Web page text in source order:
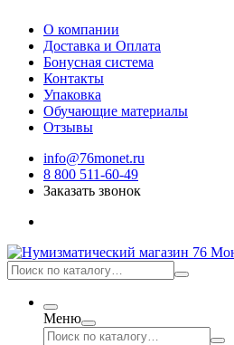
О компании
Доставка и Оплата
Бонусная система
Контакты
Упаковка
Обучающие материалы
Отзывы
info@76monet.ru
8 800 511-60-49
Заказать звонок
Меню